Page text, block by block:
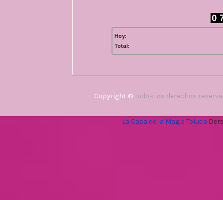
Hoy:
Total:
Copyright ©Todos los derechos
La Casa de la Magia Toluca